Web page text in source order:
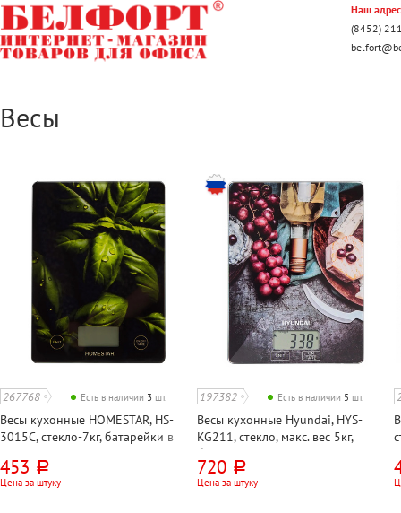
Наш
(8452)
Весы
267768 Есть в наличии 3 шт.
Весы кухонные HOMESTAR, HS-
3015C, стекло-7кг, батарейки в
453 руб.
Цена за штуку
197382 Есть в наличии 5 шт.
Весы кухонные Hyundai, HYS-
KG211, стекло, макс. вес 5кг,
батарейки в комплекте
720 руб.
Цена за штуку